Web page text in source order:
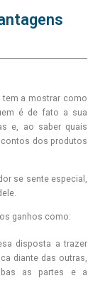
a mostrar como
é de fato a sua
e, ao saber quais
dos produtos
se sente especial,
ganhos como:
disposta a trazer
diante das outras,
as partes e a